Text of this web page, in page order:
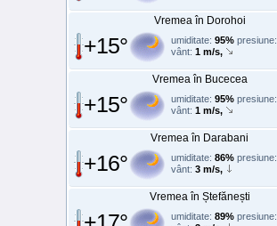
Vremea în Dorohoi
+15° umiditate: 95% presiune:
vânt: 1 m/s,
Vremea în Bucecea
+15° umiditate: 95% presiune:
vânt: 1 m/s,
Vremea în Darabani
+16° umiditate: 86% presiune:
vânt: 3 m/s,
Vremea în Ștefănești
umiditate: 89% presiune: